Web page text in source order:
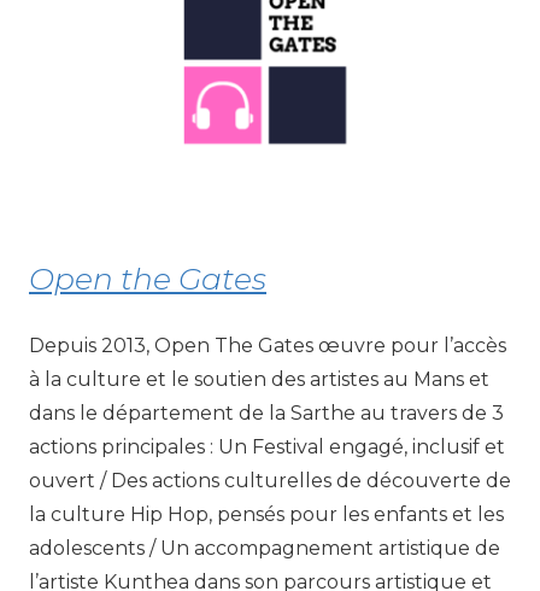
Open the Gates
Depuis 2013, Open The Gates œuvre pour l’accès
à la culture et le soutien des artistes au Mans et
dans le département de la Sarthe au travers de 3
actions principales : Un Festival engagé, inclusif et
ouvert / Des actions culturelles de découverte de
la culture Hip Hop, pensés pour les enfants et les
adolescents / Un accompagnement artistique de
l’artiste Kunthea dans son parcours artistique et